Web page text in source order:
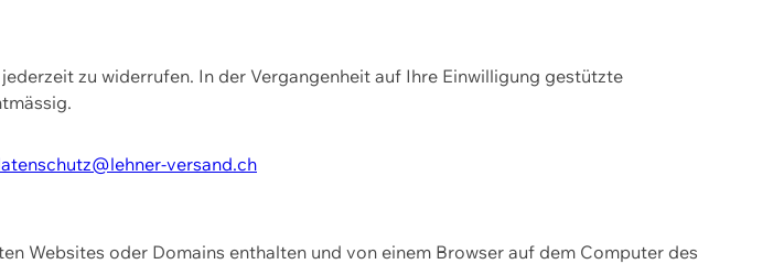
zu widerrufen. In der Vergangenheit auf Ihre Einwilligung gestützte
versand.ch
Websites oder Domains enthalten und von einem Browser auf dem Computer des